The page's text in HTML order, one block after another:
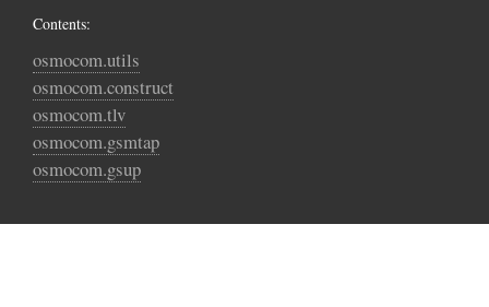
Contents:
osmocom.utils
osmocom.construct
osmocom.tlv
osmocom.gsmtap
osmocom.gsup